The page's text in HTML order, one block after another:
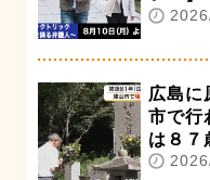
広島
市で行
は８７